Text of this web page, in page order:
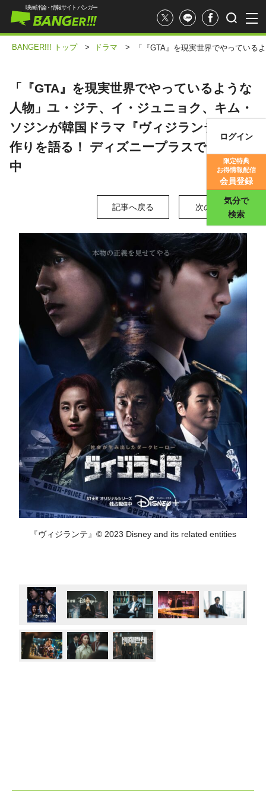
映画記事
映画評論・情報サイト バンガー
ログイン
限定特典
お得情報配信
会員登録
気分で
検索
BANGER!!! トップ > ドラマ > 「『GTA』を現実世界でやってい
「『GTA』を現実世界でやっているような
人物」ユ・ジテ、イ・ジュニョク、キム・
ソジンが韓国ドラマ『ヴィジランテ』の役
作りを語る！ ディズニープラスで独占配信
中
記事へ戻る 次の写真 >
『ヴィジランテ』© 2023 Disney and its related entities